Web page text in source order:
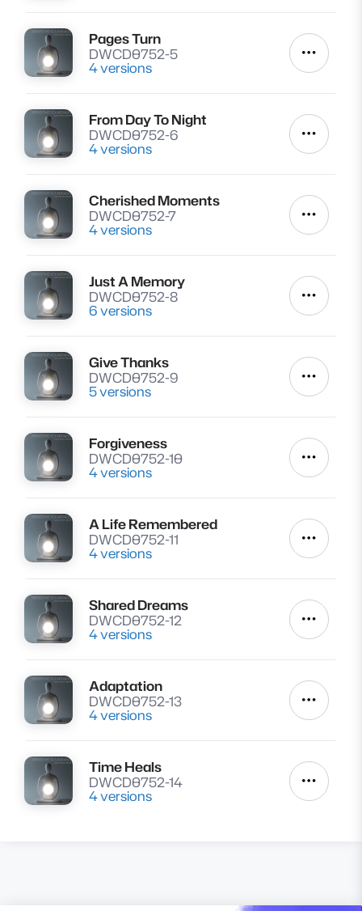
Lire
Pages Turn
DWCD0752-5
4 versions Autres
Lire
From Day To Night
DWCD0752-6
4 versions Autres
Lire
Cherished Moments
DWCD0752-7
4 versions Autres
Lire
Just A Memory
DWCD0752-8
6 versions Autres
Lire
Give Thanks
DWCD0752-9
5 versions Autres
Lire
Forgiveness
DWCD0752-10
4 versions Autres
Lire
A Life Remembered
DWCD0752-11
4 versions Autres
Lire
Shared Dreams
DWCD0752-12
4 versions Autres
Lire
Adaptation
DWCD0752-13
4 versions Autres
Lire
Time Heals
DWCD0752-14
4 versions Autres